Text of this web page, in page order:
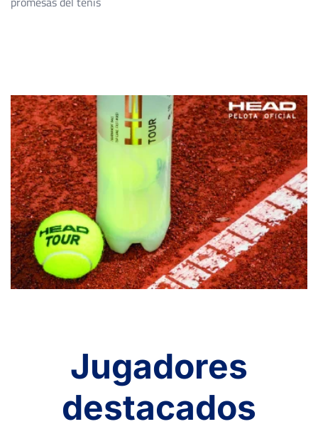
Jugadores
destacados